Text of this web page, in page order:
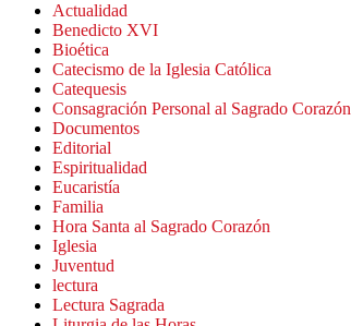
Actualidad
Benedicto XVI
Bioética
Catecismo de la Iglesia Católica
Catequesis
Consagración Personal al Sagrado Corazón
Documentos
Editorial
Espiritualidad
Eucaristía
Familia
Hora Santa al Sagrado Corazón
Iglesia
Juventud
lectura
Lectura Sagrada